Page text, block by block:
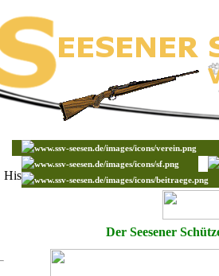
Historisches Sehusafest
Der Seesener